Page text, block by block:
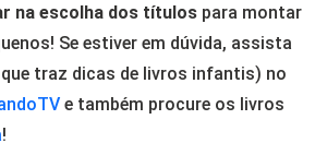
na escolha dos títulos para montar
Se estiver em dúvida, assista
traz dicas de livros infantis) no
e também procure os livros
!